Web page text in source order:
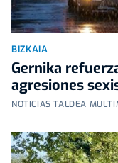
BIZKAIA
Gernika
agresiones
NOTICIAS TALDEA